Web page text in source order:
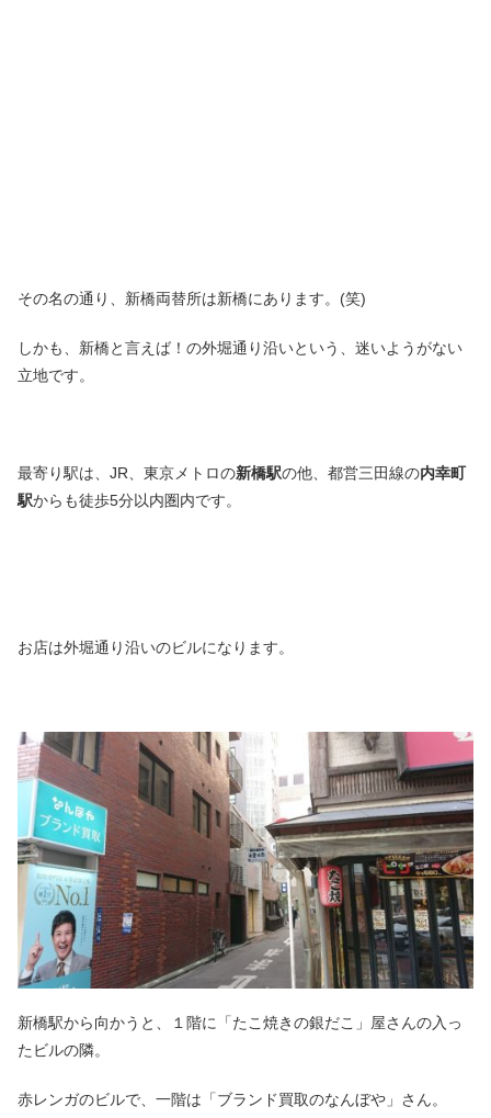
その名の通り、新橋両替所は新橋にあります。(笑)
しかも、新橋と言えば！の外堀通り沿いという、迷いようがない
立地です。
最寄り駅は、JR、東京メトロの新橋駅の他、都営三田線の内幸町
駅からも徒歩5分以内圏内です。
お店は外堀通り沿いのビルになります。
新橋駅から向かうと、１階に「たこ焼きの銀だこ」屋さんの入っ
たビルの隣。
赤レンガのビルで、一階は「ブランド買取のなんぼや」さん。